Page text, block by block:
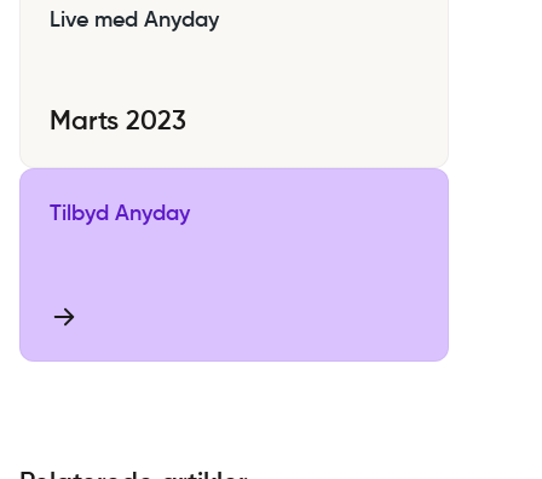
Live med Anyday
Marts 2023
Tilbyd Anyday